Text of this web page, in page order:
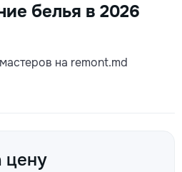
белья в 2026
на remont.md
цену